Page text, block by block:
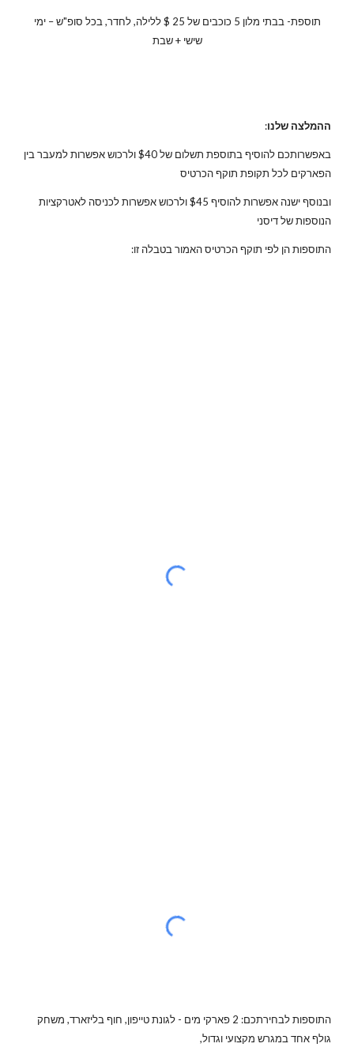
תוספת- בבתי מלון 5 כוכבים של 25 $ ללילה, לחדר, בכל סופ"ש – ימי
שישי + שבת
ההמלצה שלנו:
באפשרותכם להוסיף בתוספת תשלום של $40 ולרכוש אפשרות למעבר בין
הפארקים לכל תקופת תוקף הכרטיס
ובנוסף ישנה אפשרות להוסיף $45 ולרכוש אפשרות לכניסה לאטרקציות
הנוספות של דיסני
התוספות הן לפי תוקף הכרטיס האמור בטבלה זו:
התוספות לבחירתכם: 2 פארקי מים - לגונת טייפון, חוף בליזארד, משחק
גולף אחד במגרש מקצועי וגדול,